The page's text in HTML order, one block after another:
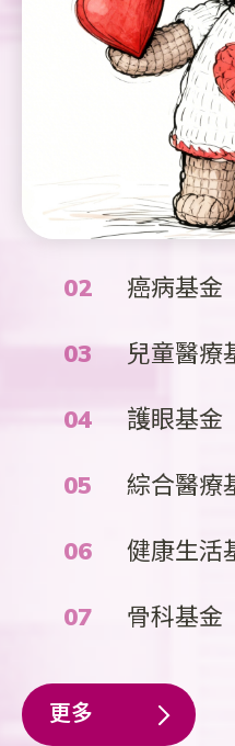
癌病基金
兒童醫療
護眼基金
綜合醫療
健康生活
骨科基金
更多